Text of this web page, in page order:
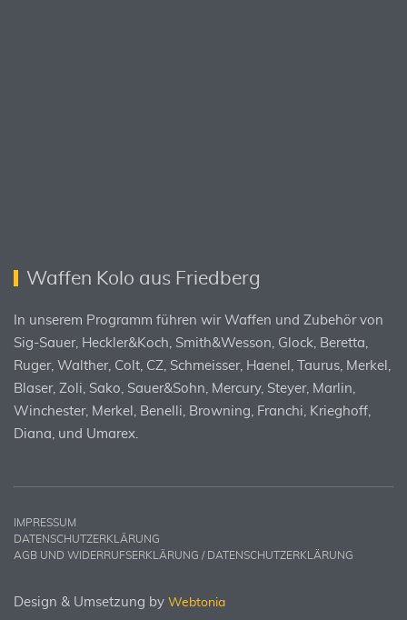
Waffen Kolo aus Friedberg
In unserem Programm führen wir Waffen und Zubehör von
Sig-Sauer, Heckler&Koch, Smith&Wesson, Glock, Beretta,
Ruger, Walther, Colt, CZ, Schmeisser, Haenel, Taurus, Merkel,
Blaser, Zoli, Sako, Sauer&Sohn, Mercury, Steyer, Marlin,
Winchester, Merkel, Benelli, Browning, Franchi, Krieghoff,
Diana, und Umarex.
IMPRESSUM
DATENSCHUTZERKLÄRUNG
AGB UND WIDERRUFSERKLÄRUNG / DATENSCHUTZERKLÄRUNG
Design & Umsetzung by Webtonia